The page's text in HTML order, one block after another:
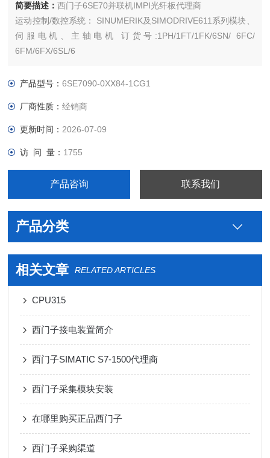
简要描述：西门子6SE70并联机IMPI光纤板代理商
运动控制/数控系统： SINUMERIK及SIMODRIVE611系列模块、
伺服电机、主轴电机 订货号:1PH/1FT/1FK/6SN/ 6FC/
6FM/6FX/6SL/6
SP 变频器V系列 MM系列 6SE70停产工程
产品型号：6SE7090-0XX84-1CG1
厂商性质：经销商
更新时间： 2026-07-09
访 问 量： 1755
产品咨询 联系我们
产品分类
相关文章 RELATED ARTICLES
CPU315
西门子接电装置简介
西门子SIMATIC S7-1500代理商
西门子采集模块安装
在哪里购买正品西门子
西门子采购渠道